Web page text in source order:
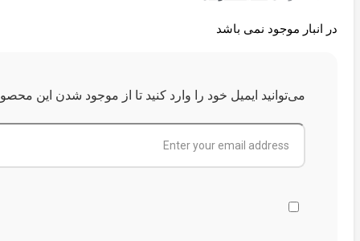
در انبار موجود نمی باشد
می‌توانید ایمیل خود را وارد کنید تا از موجود شدن این